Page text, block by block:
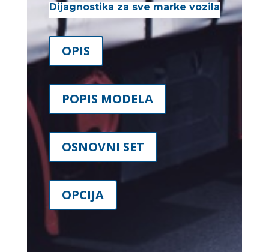
Dijagnostika za sve marke vozila
OPIS
POPIS MODELA
OSNOVNI SET
OPCIJA